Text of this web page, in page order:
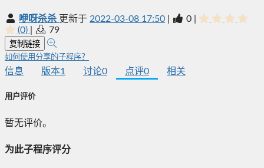
咿呀杀杀 更新于 2022-03-08 17:50 0
(0)
79
复制链接
如何使用分享的子程序？
信息 版本1 讨论0 点评0 相关
用户评价
暂无评价。
为此子程序评分